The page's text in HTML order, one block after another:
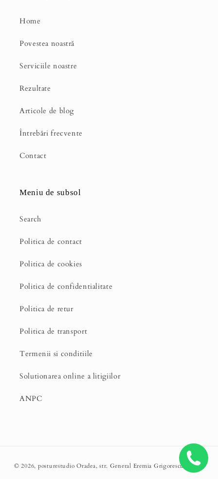
Home
Povestea noastră
Serviciile noastre
Rezultate
Articole de blog
Întrebări frecvente
Contact
Meniu de subsol
Search
Politica de contact
Politica de cookies
Politica de confidentialitate
Politica de retur
Politica de transport
Termenii si conditiile
Solutionarea online a litigiilor
ANPC
© 2026, posturestudio Oradea, str. General Eremia Grigorescu, nr.16.